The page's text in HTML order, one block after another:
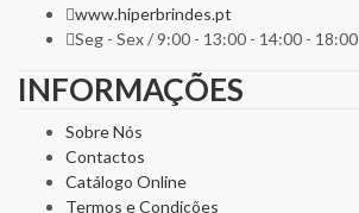
www.hiperbrindes.pt
Seg - Sex / 9:00 - 13:00 - 14:00 - 18:00
INFORMAÇÕES
Sobre Nós
Contactos
Catálogo Online
Termos e Condições